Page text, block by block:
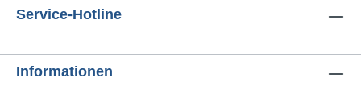
Service-Hotline
Informationen